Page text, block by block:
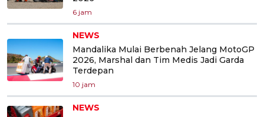
6 jam
NEWS
Mandalika Mulai Berbenah Jelang MotoGP
2026, Marshal dan Tim Medis Jadi Garda
Terdepan
10 jam
NEWS